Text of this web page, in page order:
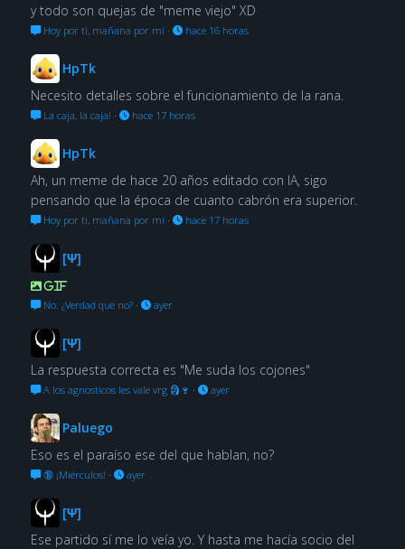
y todo son quejas de "meme viejo" XD
Hoy por ti, mañana por mí· hace 16 horas
HpTk
Necesito detalles sobre el funcionamiento de la rana.
La caja, la caja! · hace 17 horas
HpTk
Ah, un meme de hace 20 años editado con IA, sigo
pensando que la época de cuanto cabrón era superior.
Hoy por ti, mañana por mí· hace 17 horas
[Ψ]
GIF
No. ¿Verdad que no?· ayer
[Ψ]
La respuesta correcta es "Me suda los cojones"
A los agnosticos les vale vrg 🗿🍷 · ayer
Paluego
Eso es el paraíso ese del que hablan, no?
🔞 ¡Miérculos! · ayer
[Ψ]
Ese partido sí me lo veía yo. Y hasta me hacía socio del